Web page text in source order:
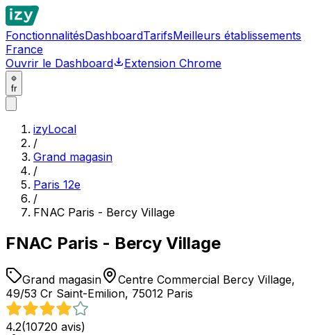
FonctionnalitésDashboardTarifsMeilleurs établissements
France
Ouvrir le Dashboard
Extension Chrome
fr
izyLocal
/
Grand magasin
/
Paris 12e
/
FNAC Paris - Bercy Village
FNAC Paris - Bercy Village
Grand magasin
Centre Commercial Bercy Village,
49/53 Cr Saint-Emilion, 75012 Paris
4.2(10720 avis)